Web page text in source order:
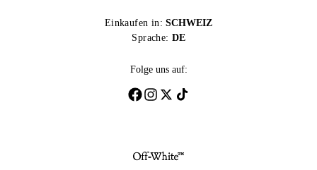
Einkaufen in: SCHWEIZ
Sprache: DE
Folge uns auf: